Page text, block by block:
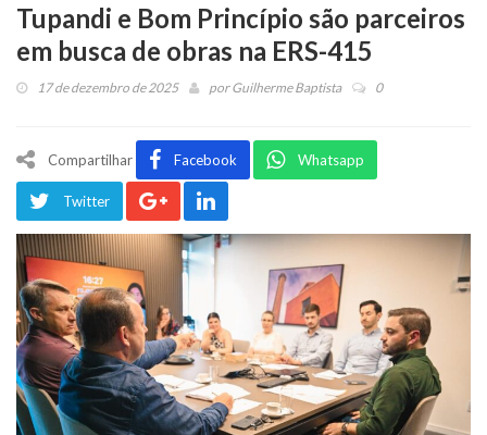
Tupandi e Bom Princípio são parceiros
em busca de obras na ERS-415
17 de dezembro de 2025 porGuilherme Baptista 0
Compartilhar Facebook Whatsapp
Twitter